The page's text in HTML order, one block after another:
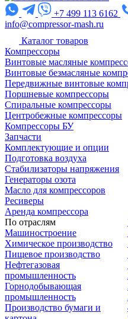
+7 499 113 6162
info@compressor-mash.ru
Каталог товаров
Компрессоры
Винтовые масляные
Винтовые безмасляные
Передвижные винтовые
Поршневые компрессоры
Спиральные компрессоры
Центробежные компрессоры
Компрессоры БУ
Запчасти
Комплектующие и опции
Подготовка воздуха
Стабилизаторы напряжения
Генераторы озота
Масло для компрессоров
Ресиверы
Аренда компрессора
По отраслям
Машиностроение
Химическое производство
Пищевое производство
Нефтегазовая
промышленность
Горнодобывающая
промышленность
Производство бумаги и